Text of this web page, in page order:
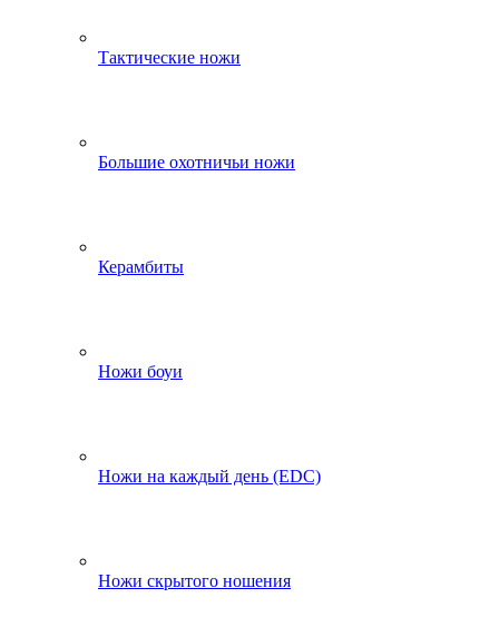
Тактические ножи
Большие охотничьи ножи
Керамбиты
Ножи боуи
Ножи на каждый день (EDC)
Ножи скрытого ношения